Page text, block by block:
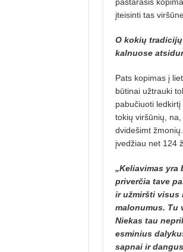
įteisinti tas
O kokių
kalnuose
Pats kopimas į
būtinai užtrauki
pabučiuoti
tokių viršūnių,
dvidešimt
įvedžiau net 124
„Keliavimas yra
priverčia tave
ir užmiršti visus
malonumus. Tu
Niekas tau
esminius
sapnai ir